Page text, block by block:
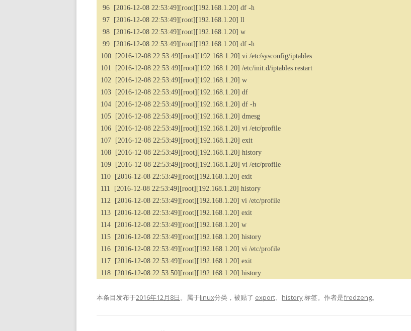
96 [2016-12-08 22:53:49][root][192.168.1.20] df -h
97 [2016-12-08 22:53:49][root][192.168.1.20] ll
98 [2016-12-08 22:53:49][root][192.168.1.20] w
99 [2016-12-08 22:53:49][root][192.168.1.20] df -h
100 [2016-12-08 22:53:49][root][192.168.1.20] vi /etc/sysconfig/iptables
101 [2016-12-08 22:53:49][root][192.168.1.20] /etc/init.d/iptables restart
102 [2016-12-08 22:53:49][root][192.168.1.20] w
103 [2016-12-08 22:53:49][root][192.168.1.20] df
104 [2016-12-08 22:53:49][root][192.168.1.20] df -h
105 [2016-12-08 22:53:49][root][192.168.1.20] dmesg
106 [2016-12-08 22:53:49][root][192.168.1.20] vi /etc/profile
107 [2016-12-08 22:53:49][root][192.168.1.20] exit
108 [2016-12-08 22:53:49][root][192.168.1.20] history
109 [2016-12-08 22:53:49][root][192.168.1.20] vi /etc/profile
110 [2016-12-08 22:53:49][root][192.168.1.20] exit
111 [2016-12-08 22:53:49][root][192.168.1.20] history
112 [2016-12-08 22:53:49][root][192.168.1.20] vi /etc/profile
113 [2016-12-08 22:53:49][root][192.168.1.20] exit
114 [2016-12-08 22:53:49][root][192.168.1.20] w
115 [2016-12-08 22:53:49][root][192.168.1.20] history
116 [2016-12-08 22:53:49][root][192.168.1.20] vi /etc/profile
117 [2016-12-08 22:53:49][root][192.168.1.20] exit
118 [2016-12-08 22:53:50][root][192.168.1.20] history
本条目发布于2016年12月8日。属于linux分类，被贴了 export、 history标签。 作者是fredzeng。